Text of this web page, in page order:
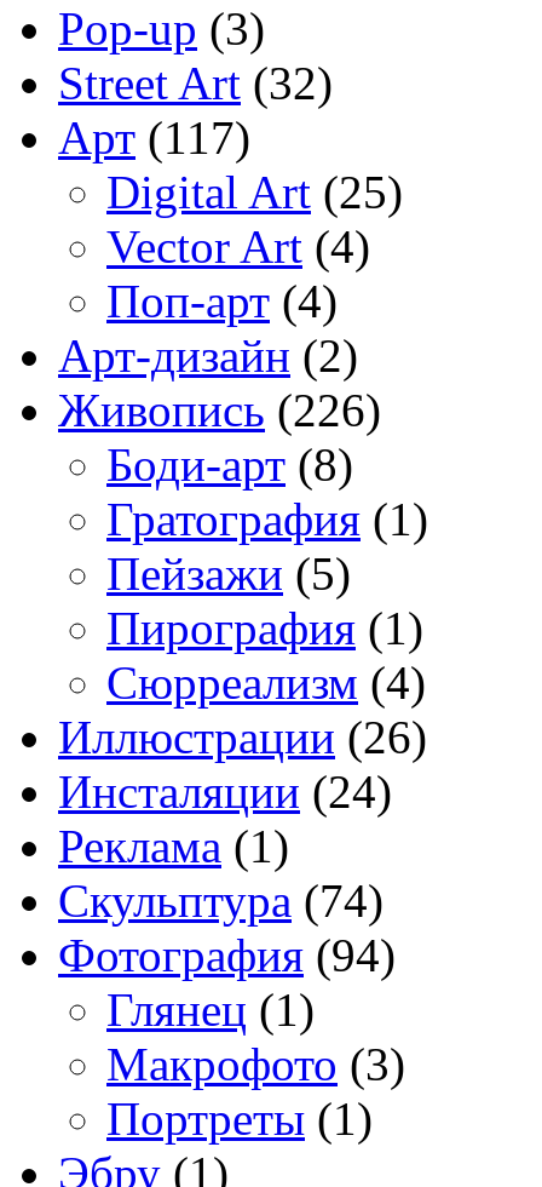
Pop-up (3)
Street Art (32)
Арт (117)
Digital Art (25)
Vector Art (4)
Поп-арт (4)
Арт-дизайн (2)
Живопись (226)
Боди-арт (8)
Гратография (1)
Пейзажи (5)
Пирография (1)
Сюрреализм (4)
Иллюстрации (26)
Инсталяции (24)
Реклама (1)
Скульптура (74)
Фотография (94)
Глянец (1)
Макрофото (3)
Портреты (1)
Эбру (1)